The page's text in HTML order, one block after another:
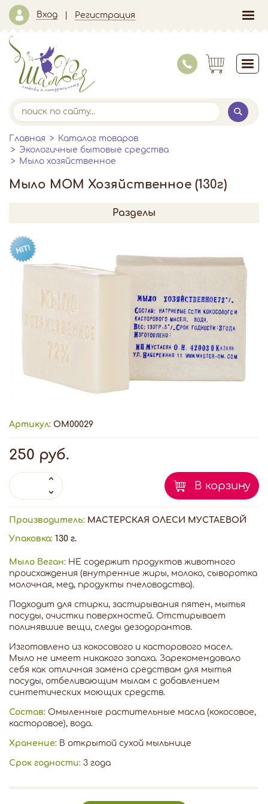
Вход Регистрация
Главная
Каталог товаров
Экологичные бытовые средства
Мыло хозяйственное
Мыло МОМ Хозяйственное (130г)
Разделы
Артикул: ОМ00029
250 руб.
В корзину
Производитель: МАСТЕРСКАЯ ОЛЕСИ МУСТАЕВОЙ
Упаковка: 130 г.
Мыло Веган: НЕ содержит продуктов животного
происхождения (внутренние жиры, молоко, сыворотка
молочная, мед, продукты пчеловодства).
Подходит для стирки, застирывания пятен, мытья
посуды, очистки поверхностей. Отстирывает
полинявшие вещи, следы дезодорантов.
Изготовлено из кокосового и касторового масел.
Мыло не имеет никакого запаха. Зарекомендовало
себя как отличная замена средствам для мытья
посуды, отбеливающим мылам с добавлением
синтетических моющих средств.
Состав: Омыленные растительные масла (кокосовое,
касторовое), вода.
Хранение: В открытой сухой мыльнице
Срок годности: 3 года